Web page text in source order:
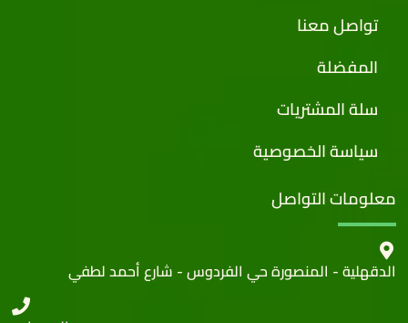
تواصل معنا
المفضلة
سلة المشتريات
سياسة الخصوصية
معلومات التواصل
الدقهلية - المنصورة حي الفردوس - شارع أحمد لطفي